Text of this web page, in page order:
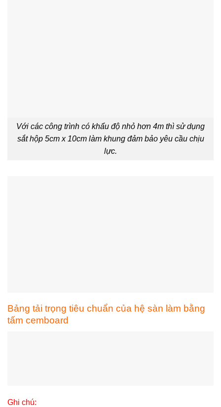
Với các công trình có khẩu độ nhỏ hơn 4m thì sử dụng
sắt hộp 5cm x 10cm làm khung đảm bảo yêu cầu chịu
lực.
Bảng tải trọng tiêu chuẩn của hệ sàn làm bằng
tấm cemboard
Ghi chú: